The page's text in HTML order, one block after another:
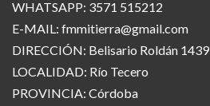
WHATSAPP: 3571 515212
E-MAIL: fmmitierra@gmail.com
DIRECCIÓN: Belisario Roldán 1439
LOCALIDAD: Río Tecero
PROVINCIA: Córdoba